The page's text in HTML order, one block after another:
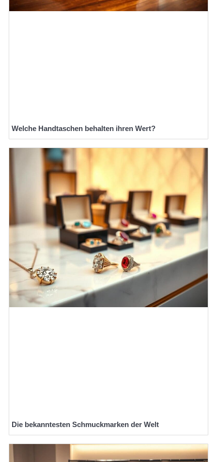
Welche Handtaschen behalten ihren Wert?
Die bekanntesten Schmuckmarken der Welt